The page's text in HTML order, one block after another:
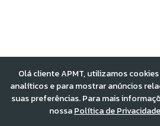
Olá cliente APMT, utilizamos
analíticos e para mostrar anúncios
suas preferências. Para mais
nossaPolítica de Privacidade